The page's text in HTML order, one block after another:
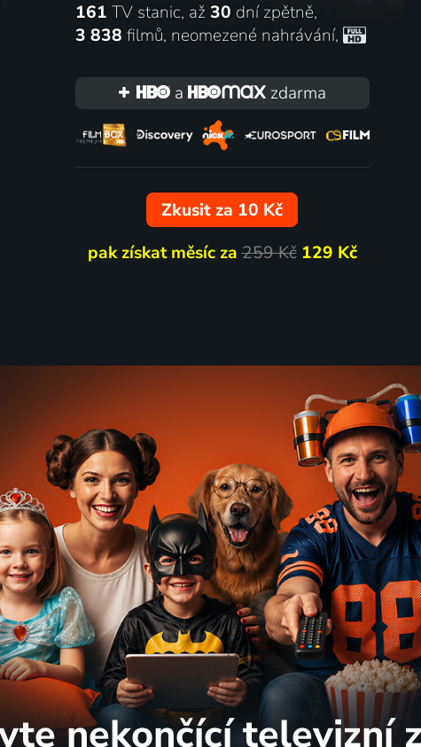
161 TV stanic, až 30 dní zpětně,
3 838 filmů, neomezené nahrávání,
a zdarma
Zkusit za 10 Kč
pak získat měsíc za259 Kč 129 Kč
nekončící televizní